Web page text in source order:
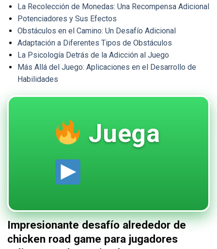
La Recolección de Monedas: Una Recompensa Adicional
Potenciadores y Sus Efectos
Obstáculos en el Camino: Un Desafío Adicional
Adaptación a Diferentes Tipos de Obstáculos
La Psicología Detrás de la Adicción al Juego
Más Allá del Juego: Aplicaciones en el Desarrollo de
Habilidades
Juega
Impresionante desafío alrededor de
chicken road game para jugadores